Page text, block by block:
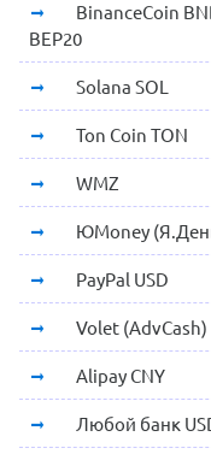
BinanceCoin
BEP20
Solana SOL
Ton Coin TON
WMZ
ЮMoney
PayPal USD
Volet (AdvCash)
Alipay CNY
Любой банк